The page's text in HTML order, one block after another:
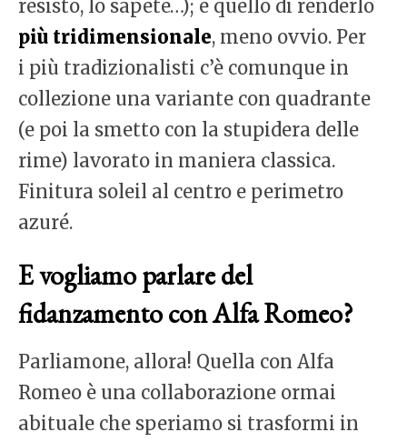
resisto, lo sapete…); e quello di renderlo
più tridimensionale, meno ovvio. Per
i più tradizionalisti c’è comunque in
collezione una variante con quadrante
(e poi la smetto con la stupidera delle
rime) lavorato in maniera classica.
Finitura soleil al centro e perimetro
azuré.
E vogliamo parlare del
fidanzamento con Alfa Romeo?
Parliamone, allora! Quella con Alfa
Romeo è una collaborazione ormai
abituale che speriamo si trasformi in